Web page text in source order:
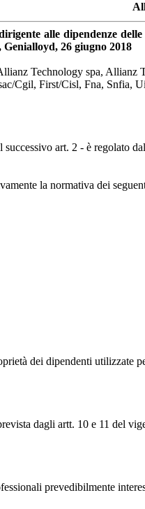
alle dipendenze
26 giugno 2018
Technology spa, Allianz
Cgil, First/Cisl, Fna,
art. 2 - è regolato
la normativa dei
dei dipendenti utilizzate
dagli artt. 10 e 11 del
prevedibilmente